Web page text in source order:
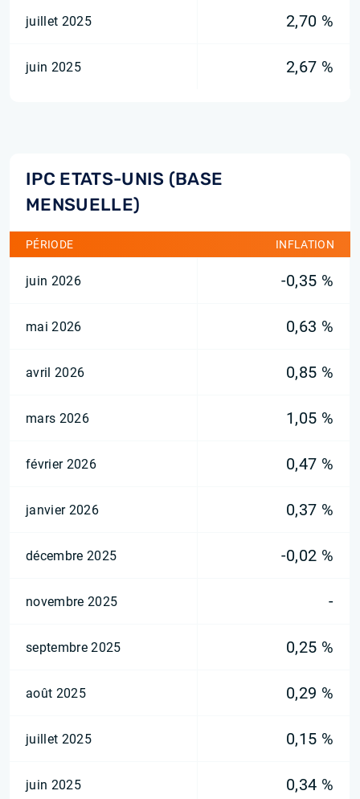
juillet 2025 2,70 %
juin 2025 2,67 %
IPC ETATS-UNIS (BASE
MENSUELLE)
PÉRIODE INFLATION
juin 2026 -0,35 %
mai 2026 0,63 %
avril 2026 0,85 %
mars 2026 1,05 %
février 2026 0,47 %
janvier 2026 0,37 %
décembre 2025 -0,02 %
novembre 2025 -
septembre 2025 0,25 %
août 2025 0,29 %
juillet 2025 0,15 %
juin 2025 0,34 %